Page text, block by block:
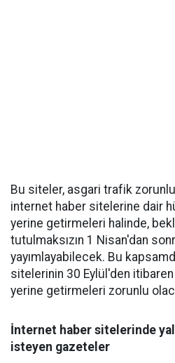
Bu siteler, asgari trafik
internet haber sitelerine dair
yerine getirmeleri halinde,
tutulmaksızın 1 Nisan'dan
yayımlayabilecek. Bu
sitelerinin 30 Eylül'den
yerine getirmeleri zorunlu
İnternet haber sitelerinde
isteyen gazeteler